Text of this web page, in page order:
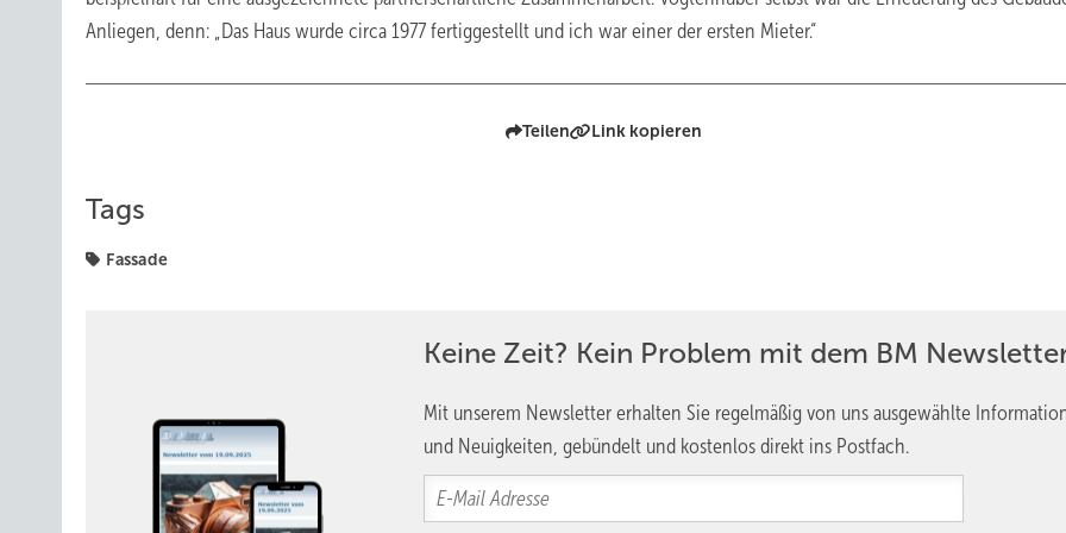
Anliegen, denn: „Das Haus wurde circa 1977 fertiggestellt und ich war einer der ersten Mieter.“
Teilen Link kopieren
Tags
Fassade
Keine Zeit? Kein Problem mit dem BM
Mit unserem Newsletter erhalten Sie regelmäßig von uns ausgewählte
und Neuigkeiten, gebündelt und kostenlos direkt ins Postfach.